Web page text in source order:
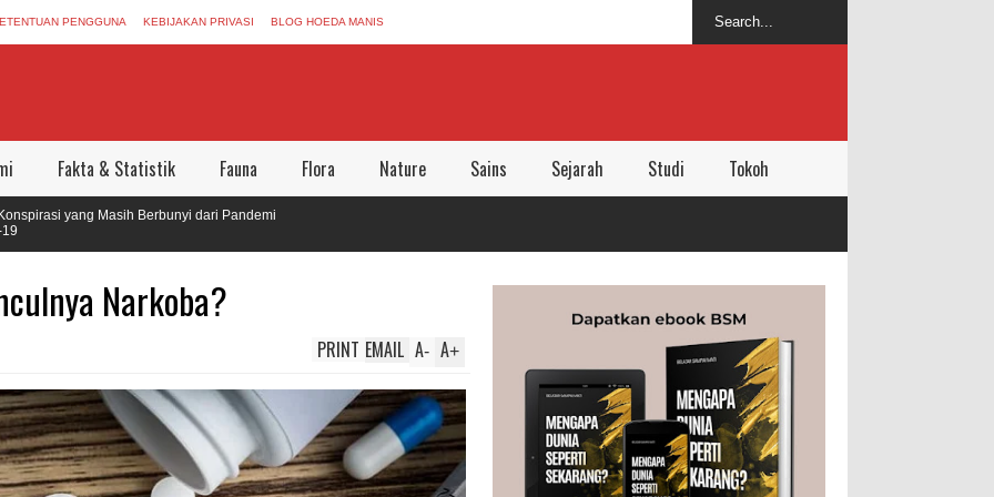
PENGGUNA KEBIJAKAN PRIVASI BLOG HOEDA MANIS
Fakta & Statistik Fauna Flora Nature Sains Sejarah Studi Tokoh
yang Masih Berbunyi dari Pandemi
Narkoba?
A+
A-
EMAIL
PRINT